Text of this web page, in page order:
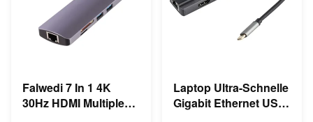
Falwedi 7 In 1 4K
30Hz HDMI Multiple
Laptop Ultra-Schnelle
Gigabit Ethernet USB